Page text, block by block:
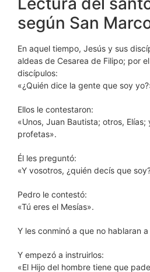
según San
En aquel tiempo, Jesús y sus
aldeas de Cesarea de Filipo; por
discípulos:
«¿Quién dice la gente que soy
Ellos le contestaron:
«Unos, Juan Bautista; otros,
profetas».
Él les preguntó:
«Y vosotros, ¿quién decís que
Pedro le contestó:
«Tú eres el Mesías».
Y les conminó a que no hablaran
Y empezó a instruirlos:
«El Hijo del hombre tiene que